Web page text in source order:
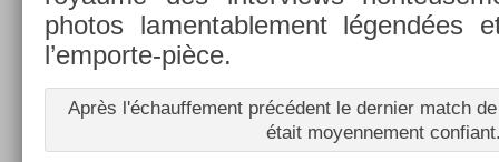
photos lamen­table­ment légendées
l’emporte-pièce.
Après l'échauf­fe­ment précédent le de­rni­er match
était moyen­ne­ment